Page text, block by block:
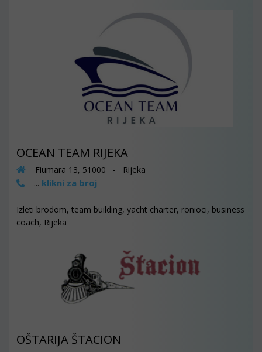
OCEAN TEAM RIJEKA
Fiumara 13, 51000 - Rijeka
... klikni za broj
Izleti brodom, team building, yacht charter, ronioci, business
coach, Rijeka
OŠTARIJA ŠTACION